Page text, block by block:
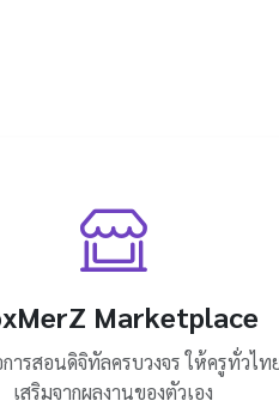
Marketplace
ารสอนดิจิทัลครบวงจร ให้ครูทั่วไท
เสริมจากผลงานของตัวเอง